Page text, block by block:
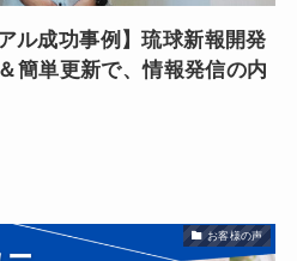
ル成功事例】琉球新報開発
簡単更新で、情報発信の内
お客様の声